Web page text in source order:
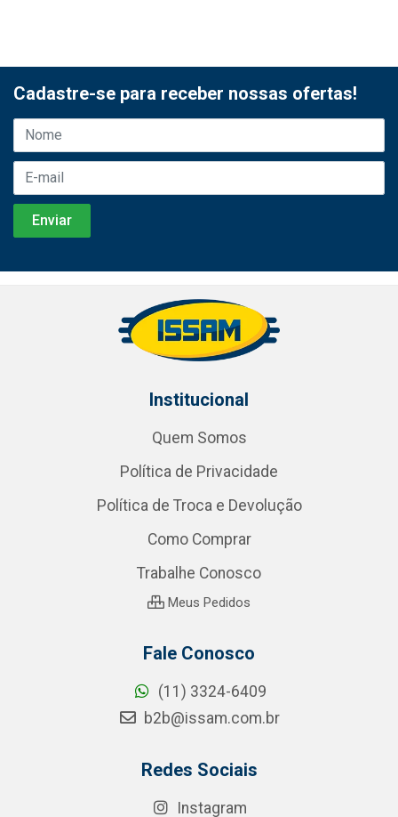
Cadastre-se para receber nossas ofertas!
Institucional
Quem Somos
Política de Privacidade
Política de Troca e Devolução
Como Comprar
Trabalhe Conosco
Meus Pedidos
Fale Conosco
(11) 3324-6409
b2b@issam.com.br
Redes Sociais
Instagram